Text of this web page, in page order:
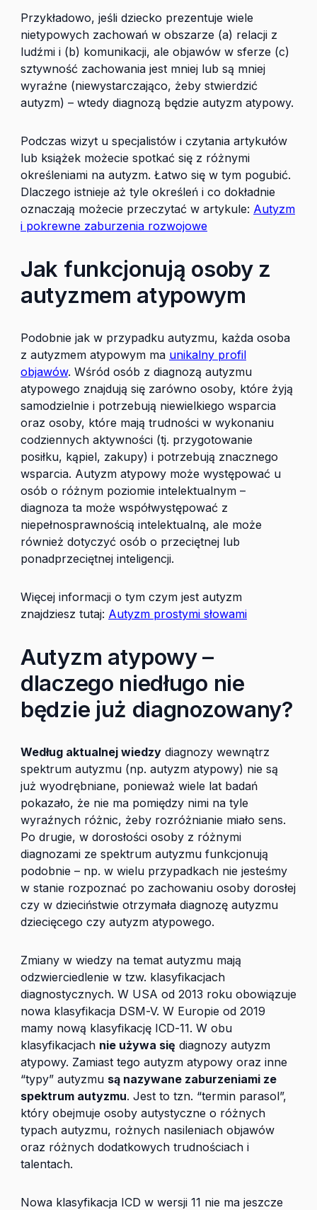
Przykładowo, jeśli dziecko prezentuje wiele
nietypowych zachowań w obszarze (a) relacji z
ludźmi i (b) komunikacji, ale objawów w sferze (c)
sztywność zachowania jest mniej lub są mniej
wyraźne (niewystarczająco, żeby stwierdzić
autyzm) – wtedy diagnozą będzie autyzm atypowy.
Podczas wizyt u specjalistów i czytania artykułów
lub książek możecie spotkać się z różnymi
określeniami na autyzm. Łatwo się w tym pogubić.
Dlaczego istnieje aż tyle określeń i co dokładnie
oznaczają możecie przeczytać w artykule: Autyzm
i pokrewne zaburzenia rozwojowe
Jak funkcjonują osoby z
autyzmem atypowym
Podobnie jak w przypadku autyzmu, każda osoba
z autyzmem atypowym ma unikalny profil
objawów. Wśród osób z diagnozą autyzmu
atypowego znajdują się zarówno osoby, które żyją
samodzielnie i potrzebują niewielkiego wsparcia
oraz osoby, które mają trudności w wykonaniu
codziennych aktywności (tj. przygotowanie
posiłku, kąpiel, zakupy) i potrzebują znacznego
wsparcia. Autyzm atypowy może występować u
osób o różnym poziomie intelektualnym –
diagnoza ta może współwystępować z
niepełnosprawnością intelektualną, ale może
również dotyczyć osób o przeciętnej lub
ponadprzeciętnej inteligencji.
Więcej informacji o tym czym jest autyzm
znajdziesz tutaj: Autyzm prostymi słowami
Autyzm atypowy –
dlaczego niedługo nie
będzie już diagnozowany?
Według aktualnej wiedzy diagnozy wewnątrz
spektrum autyzmu (np. autyzm atypowy) nie są
już wyodrębniane, ponieważ wiele lat badań
pokazało, że nie ma pomiędzy nimi na tyle
wyraźnych różnic, żeby rozróżnianie miało sens.
Po drugie, w dorosłości osoby z różnymi
diagnozami ze spektrum autyzmu funkcjonują
podobnie – np. w wielu przypadkach nie jesteśmy
w stanie rozpoznać po zachowaniu osoby dorosłej
czy w dzieciństwie otrzymała diagnozę autyzmu
dziecięcego czy autyzm atypowego.
Zmiany w wiedzy na temat autyzmu mają
odzwierciedlenie w tzw. klasyfikacjach
diagnostycznych. W USA od 2013 roku obowiązuje
nowa klasyfikacja DSM-V. W Europie od 2019
mamy nową klasyfikację ICD-11. W obu
klasyfikacjach nie używa się diagnozy autyzm
atypowy. Zamiast tego autyzm atypowy oraz inne
“typy” autyzmu są nazywane zaburzeniami ze
spektrum autyzmu. Jest to tzn. “termin parasol”,
który obejmuje osoby autystyczne o różnych
typach autyzmu, rożnych nasileniach objawów
oraz różnych dodatkowych trudnościach i
talentach.
Nowa klasyfikacja ICD w wersji 11 nie ma jeszcze